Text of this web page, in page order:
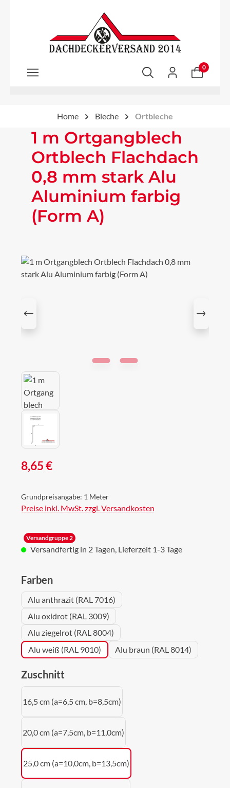
Zum Hauptinhalt springen
0
Home Bleche Ortbleche
1 m Ortgangblech
Ortblech Flachdach
0,8 mm stark Alu
Aluminium farbig
(Form A)
Bildergalerie überspringen
Regulärer Preis:
8,65 €
Grundpreisangabe: 1 Meter
Preise inkl. MwSt. zzgl. Versandkosten
Versandgruppe 2
Versandfertig in 2 Tagen, Lieferzeit 1-3 Tage
Farbenauswählen
Alu anthrazit (RAL 7016)
Alu oxidrot (RAL 3009)
Alu ziegelrot (RAL 8004)
Alu weiß (RAL 9010)
Alu braun (RAL 8014)
Zuschnitt
16,5 cm (a=6,5 cm, b=8,5cm)
20,0 cm (a=7,5cm, b=11,0cm)
25,0 cm (a=10,0cm, b=13,5cm)